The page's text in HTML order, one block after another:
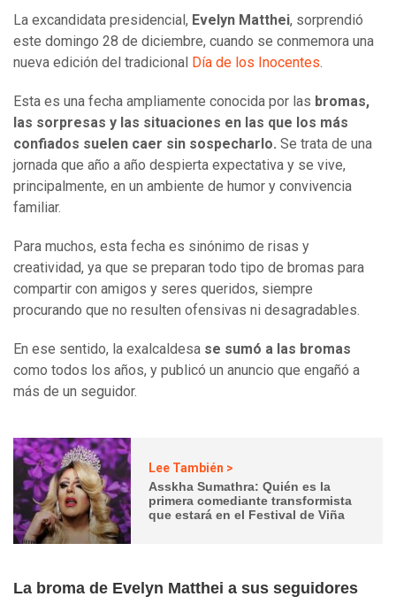
La excandidata presidencial, Evelyn Matthei, sorprendió
este domingo 28 de diciembre, cuando se conmemora una
nueva edición del tradicional Día de los Inocentes.
Esta es una fecha ampliamente conocida por las bromas,
las sorpresas y las situaciones en las que los más
confiados suelen caer sin sospecharlo. Se trata de una
jornada que año a año despierta expectativa y se vive,
principalmente, en un ambiente de humor y convivencia
familiar.
Para muchos, esta fecha es sinónimo de risas y
creatividad, ya que se preparan todo tipo de bromas para
compartir con amigos y seres queridos, siempre
procurando que no resulten ofensivas ni desagradables.
En ese sentido, la exalcaldesa se sumó a las bromas
como todos los años, y publicó un anuncio que engañó a
más de un seguidor.
Lee También >
Asskha Sumathra: Quién es la
primera comediante transformista
que estará en el Festival de Viña
La broma de Evelyn Matthei a sus seguidores